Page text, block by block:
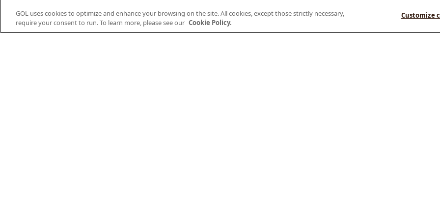
GOL uses cookies to optimize and enhance your browsing on the site. All cookies, except those strictly necessary,
require your consent to run. To learn more, please see our Cookie Policy.
Customize